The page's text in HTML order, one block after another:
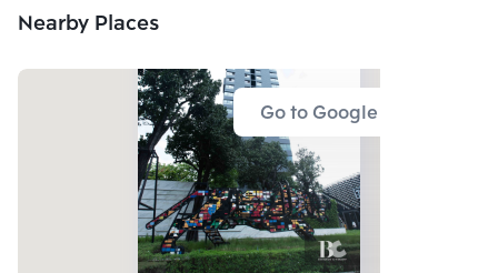
Nearby Places
Go to Google Map